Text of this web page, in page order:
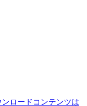
ロードコンテンツは